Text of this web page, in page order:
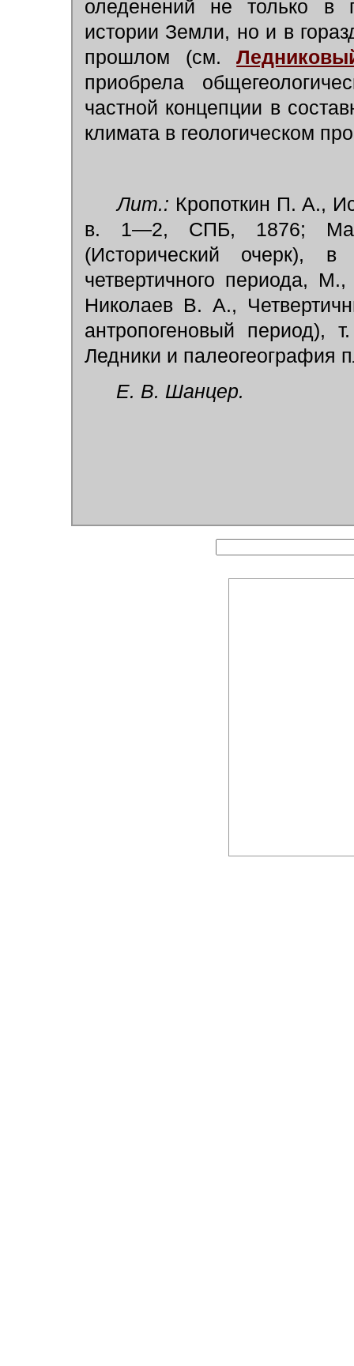
оледенений не только в
истории Земли, но и в
прошлом (см.
приобрела
частной концепции в
климата в геологическом
Лит.: Кропоткин П. А.,
в. 1—2, СПБ, 1876;
(Исторический очерк),
четвертичного периода,
Николаев В. А.,
антропогеновый
Ледники и палеогеография
Е. В. Шанцер.